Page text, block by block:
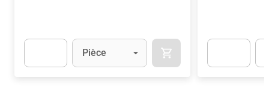
Unité
Pièce AJOUTER AU PANIER